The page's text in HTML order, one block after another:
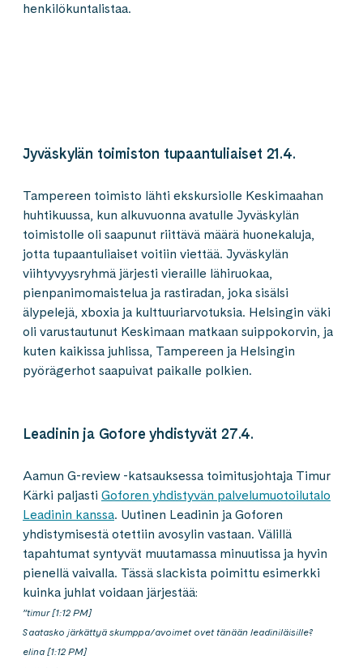
henkilökuntalistaa.
Jyväskylän toimiston tupaantuliaiset 21.4.
Tampereen toimisto lähti ekskursiolle Keskimaahan
huhtikuussa, kun alkuvuonna avatulle Jyväskylän
toimistolle oli saapunut riittävä määrä huonekaluja,
jotta tupaantuliaiset voitiin viettää. Jyväskylän
viihtyvyysryhmä järjesti vieraille lähiruokaa,
pienpanimomaistelua ja rastiradan, joka sisälsi
älypelejä, xboxia ja kulttuuriarvotuksia. Helsingin väki
oli varustautunut Keskimaan matkaan suippokorvin, ja
kuten kaikissa juhlissa, Tampereen ja Helsingin
pyörägerhot saapuivat paikalle polkien.
Leadinin ja Gofore yhdistyvät 27.4.
Aamun G-review -katsauksessa toimitusjohtaja Timur
Kärki paljasti Goforen yhdistyvän palvelumuotoilutalo
Leadinin kanssa. Uutinen Leadinin ja Goforen
yhdistymisestä otettiin avosylin vastaan. Välillä
tapahtumat syntyvät muutamassa minuutissa ja hyvin
pienellä vaivalla. Tässä slackista poimittu esimerkki
kuinka juhlat voidaan järjestää:
”timur [1:12 PM]
Saatasko järkättyä skumppa/avoimet ovet tänään leadiniläisille?
elina [1:12 PM]